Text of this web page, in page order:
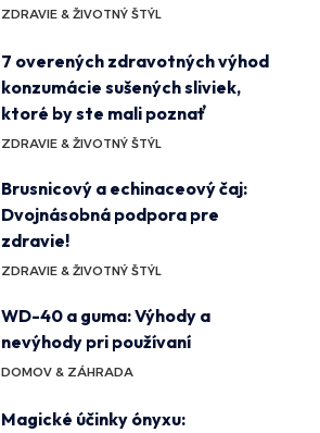
ZDRAVIE & ŽIVOTNÝ ŠTÝL
7 overených zdravotných výhod
konzumácie sušených sliviek,
ktoré by ste mali poznať
ZDRAVIE & ŽIVOTNÝ ŠTÝL
Brusnicový a echinaceový čaj:
Dvojnásobná podpora pre
zdravie!
ZDRAVIE & ŽIVOTNÝ ŠTÝL
WD-40 a guma: Výhody a
nevýhody pri používaní
DOMOV & ZÁHRADA
Magické účinky ónyxu: